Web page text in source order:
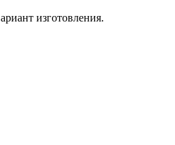
изготовления.